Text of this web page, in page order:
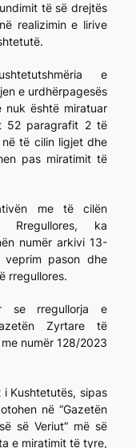
të së drejtës
realizimin e lirive
e
e urdhërpagesës
nuk është miratuar
52 paragrafit 2 të
të cilin ligjet dhe
pas miratimit të
me të cilën
Rregullores, ka
numër arkivi 13-
pason dhe
rregullores.
se rregullorja e
Zyrtare të
numër 128/2023
Kushtetutës, sipas
në “Gazetën
së Veriut” më së
e miratimit të tyre,